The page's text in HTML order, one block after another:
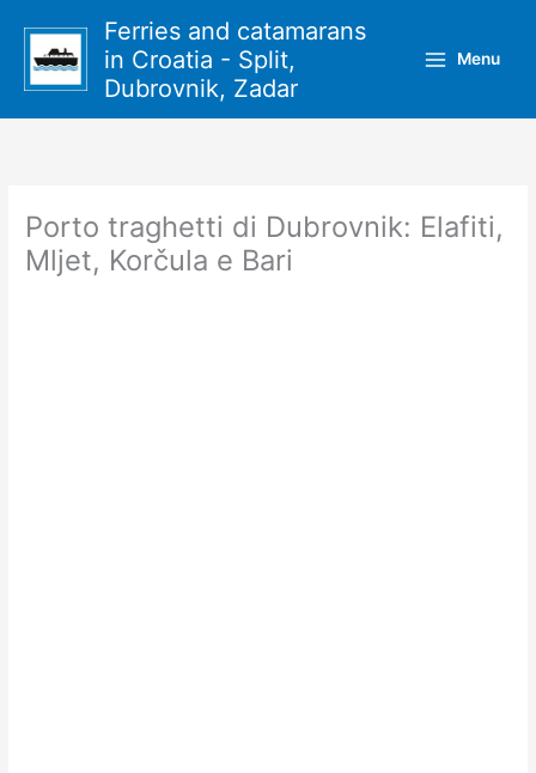
contenuto
Ferries and catamarans
in Croatia - Split,
Dubrovnik, Zadar
Menu
Porto traghetti di Dubrovnik: Elafiti,
Mljet, Korčula e Bari